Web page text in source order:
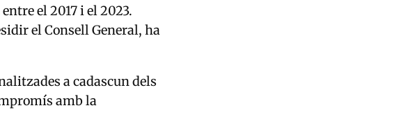
el 2017 i el 2023.
el Consell General, ha
a cadascun dels
amb la